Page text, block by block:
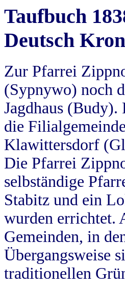
Taufbuch
Deutsch
Zur Pfarrei
(Sypnywo) noch
Jagdhaus (Budy).
die
Klawittersdorf
Die Pfarrei
selbständige
Stabitz und ein
wurden errichtet.
Gemeinden, in
Übergangsweise
traditionellen